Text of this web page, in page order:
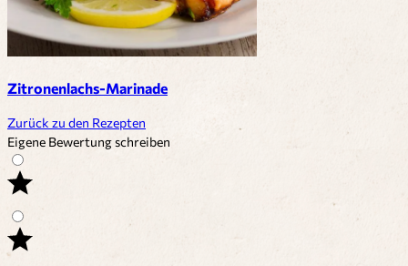
Zitronenlachs-Marinade
Zurück zu den Rezepten
Eigene Bewertung schreiben